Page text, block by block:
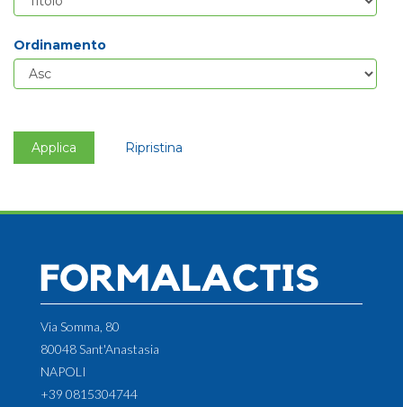
Ordinamento
Applica Ripristina
Via Somma, 80
80048 Sant'Anastasia
NAPOLI
+39 0815304744